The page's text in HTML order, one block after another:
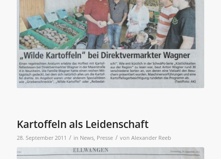
Kartoffeln als Leidenschaft
28. September 2011 / in News, Presse / von Alexander Reeb